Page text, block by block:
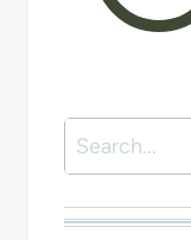
Search